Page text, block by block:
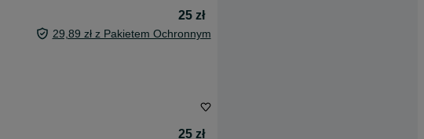
25 zł
29,89 zł z Pakietem Ochronnym
25 zł